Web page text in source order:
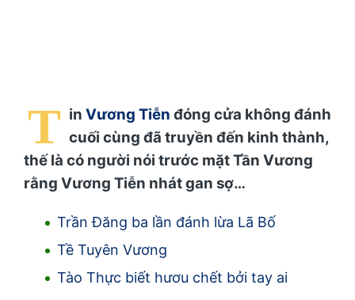
T in Vương Tiễn đóng cửa không đánh
cuối cùng đã truyền đến kinh thành,
thế là có người nói trước mặt Tần Vương
rằng Vương Tiễn nhát gan sợ…
Trần Đăng ba lần đánh lừa Lã Bố
Tề Tuyên Vương
Tào Thực biết hươu chết bởi tay ai